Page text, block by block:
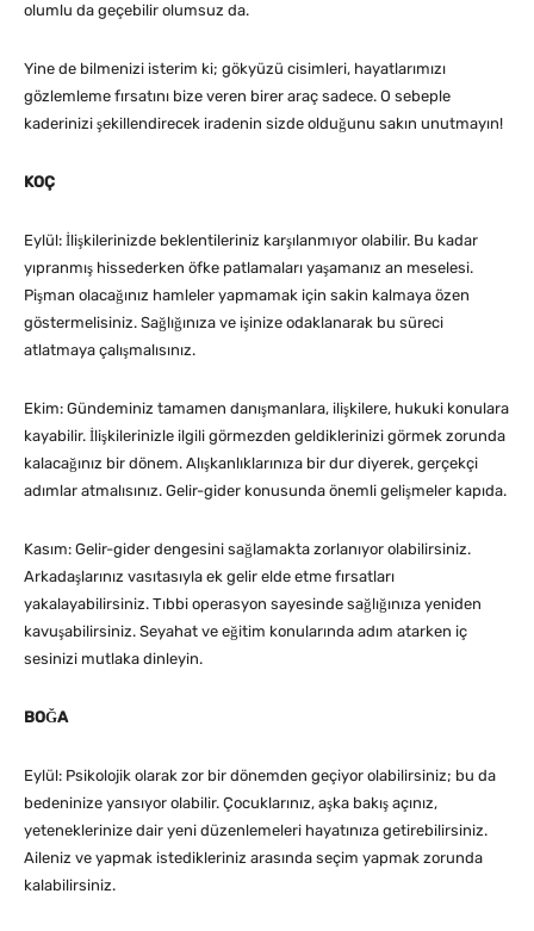
olumlu da geçebilir olumsuz da.
Yine de bilmenizi isterim ki; gökyüzü cisimleri, hayatlarımızı
gözlemleme fırsatını bize veren birer araç sadece. O sebeple
kaderinizi şekillendirecek iradenin sizde olduğunu sakın unutmayın!
KOÇ
Eylül: İlişkilerinizde beklentileriniz karşılanmıyor olabilir. Bu kadar
yıpranmış hissederken öfke patlamaları yaşamanız an meselesi.
Pişman olacağınız hamleler yapmamak için sakin kalmaya özen
göstermelisiniz. Sağlığınıza ve işinize odaklanarak bu süreci
atlatmaya çalışmalısınız.
Ekim: Gündeminiz tamamen danışmanlara, ilişkilere, hukuki konulara
kayabilir. İlişkilerinizle ilgili görmezden geldiklerinizi görmek zorunda
kalacağınız bir dönem. Alışkanlıklarınıza bir dur diyerek, gerçekçi
adımlar atmalısınız. Gelir-gider konusunda önemli gelişmeler kapıda.
Kasım: Gelir-gider dengesini sağlamakta zorlanıyor olabilirsiniz.
Arkadaşlarınız vasıtasıyla ek gelir elde etme fırsatları
yakalayabilirsiniz. Tıbbi operasyon sayesinde sağlığınıza yeniden
kavuşabilirsiniz. Seyahat ve eğitim konularında adım atarken iç
sesinizi mutlaka dinleyin.
BOĞA
Eylül: Psikolojik olarak zor bir dönemden geçiyor olabilirsiniz; bu da
bedeninize yansıyor olabilir. Çocuklarınız, aşka bakış açınız,
yeteneklerinize dair yeni düzenlemeleri hayatınıza getirebilirsiniz.
Aileniz ve yapmak istedikleriniz arasında seçim yapmak zorunda
kalabilirsiniz.